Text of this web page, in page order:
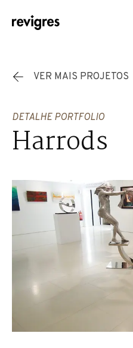
Saltar para o conteúdo principal
VER MAIS PROJETOS
DETALHE PORTFOLIO
Harrods